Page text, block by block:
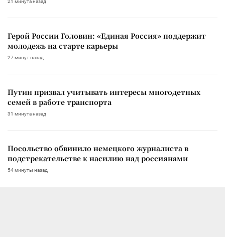
Герой России Головин: «Единая Россия» поддержит
молодежь на старте карьеры
27 минут назад
Путин призвал учитывать интересы многодетных
семей в работе транспорта
31 минута назад
Посольство обвинило немецкого журналиста в
подстрекательстве к насилию над россиянами
54 минуты назад